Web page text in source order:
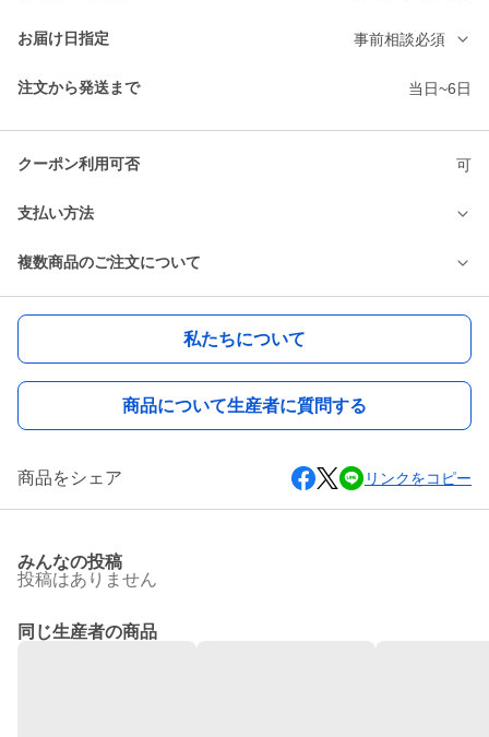
お届け日指定 事前相談必須
注文から発送まで 当日~6日
クーポン利用可否 可
支払い方法
複数商品のご注文について
私たちについて
商品について生産者に質問する
商品をシェア リンクをコピー
みんなの投稿
投稿はありません
同じ生産者の商品